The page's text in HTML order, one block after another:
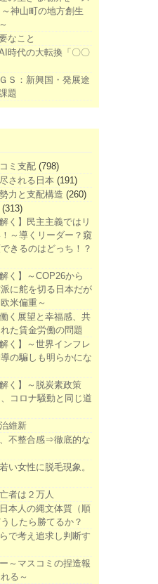
神山町の地方創生
なこと
時代の大転換「〇〇
Ｓ：新興国・発展途
題
ミ支配 (798)
される日本 (191)
力と支配構造 (260)
(313)
く】民主主義ではリ
～導くリーダー？窺
きるのはどっち！？
く】～COP26から
に舵を切る日本だが
米偏重～
く展望と幸福感、共
た賃金労働の問題
く】～世界インフレ
の騙しも明らかにな
く】～脱炭素政策
、コロナ騒動と同じ道
維新
不整合感⇒徹底的な
い女性に脱毛現象。
者は２万人
本人の縄文体質（順
したら勝てるか？
で考え追求し判断す
～マスコミの捏造報
る～